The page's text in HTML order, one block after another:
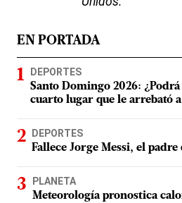
EN PORTADA
DEPORTES
Santo Domingo 2026:
cuarto lugar que le arrebató a
DEPORTES
Fallece Jorge Messi, el
PLANETA
Meteorología pronostica